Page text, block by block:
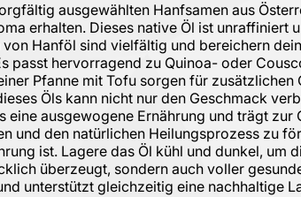
ausgewählten Hanfsamen aus
erhalten. Dieses native Öl ist unraffiniert
Hanföl sind vielfältig und bereichern
passt hervorragend zu Quinoa- oder
Pfanne mit Tofu sorgen für
Öls kann nicht nur den Geschmack
ausgewogene Ernährung und trägt zur
und den natürlichen Heilungsprozess zu
ist. Lagere das Öl kühl und dunkel, um
überzeugt, sondern auch voller
unterstützt gleichzeitig eine nachhaltige